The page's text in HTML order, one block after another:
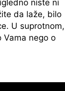
niste ni
da laže, bilo
U suprotnom,
Vama nego o